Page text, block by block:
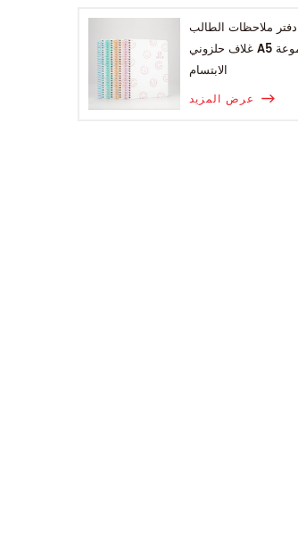
دفتر ملاحظات الطالب
غلاف حلزوني A5 مجموعة
الابتسام
عرض المزيد